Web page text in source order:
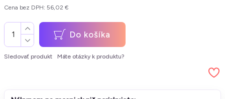
Cena bez DPH: 56,02 €
Do košíka
Sledovať produkt Máte otázky k produktu?